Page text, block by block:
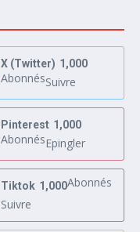
X (Twitter) 1,000
AbonnésSuivre
Pinterest 1,000
AbonnésEpingler
Tiktok 1,000Abonnés
Suivre